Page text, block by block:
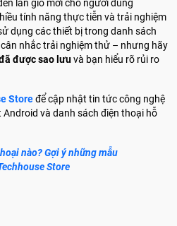
làn gió mới cho người dùng
tính năng thực tiễn và trải nghiệm
dụng các thiết bị trong danh sách
nhắc trải nghiệm thử – nhưng hãy
được sao lưuvà bạn hiểu rõ rủi ro
Stoređể cập nhật tin tức công nghệ
và danh sách điện thoại hỗ
nào? Gợi ý những mẫu
Store